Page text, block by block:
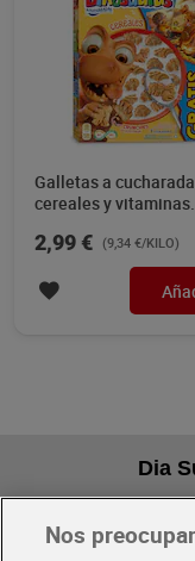
Galletas a
cereales y vitaminas
2,99 € (9,34 €/KILO)
Dia
Pide hoy, recibe hoy
Nos